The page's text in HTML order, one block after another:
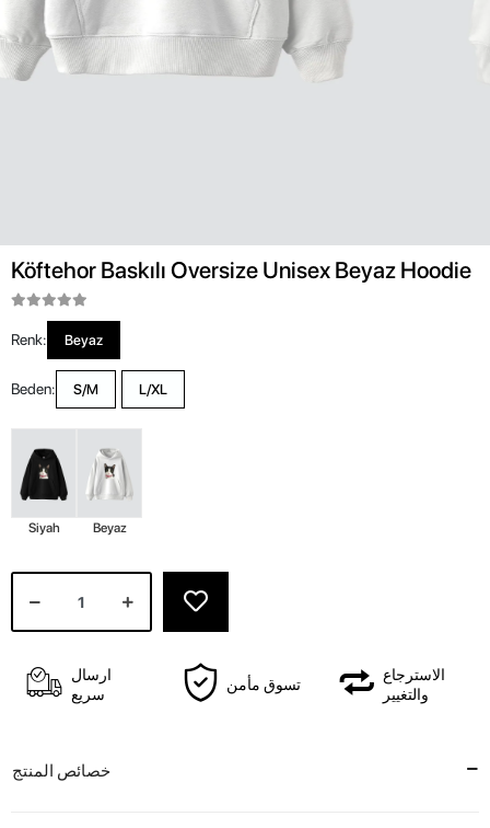
Köftehor Baskılı Oversize Unisex Beyaz Hoodie
Renk: Beyaz
Beden: S/M L/XL
Siyah Beyaz
ارسال
سريع
تسوق مأمن
الاسترجاع
والتغيير
خصائص المنتج